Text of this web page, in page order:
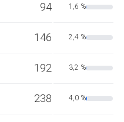
94 1,6 %
146 2,4 %
192 3,2 %
238 4,0 %